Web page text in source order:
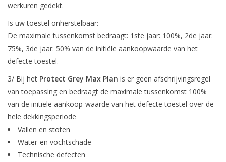
werkuren gedekt.
Is uw toestel onherstelbaar:
De maximale tussenkomst bedraagt: 1ste jaar: 100%, 2de jaar:
75%, 3de jaar: 50% van de initiële aankoopwaarde van het
defecte toestel.
3/ Bij het Protect Grey Max Plan is er geen afschrijvingsregel
van toepassing en bedraagt de maximale tussenkomst 100%
van de initiële aankoop-waarde van het defecte toestel over de
hele dekkingsperiode
Vallen en stoten
Water-en vochtschade
Technische defecten